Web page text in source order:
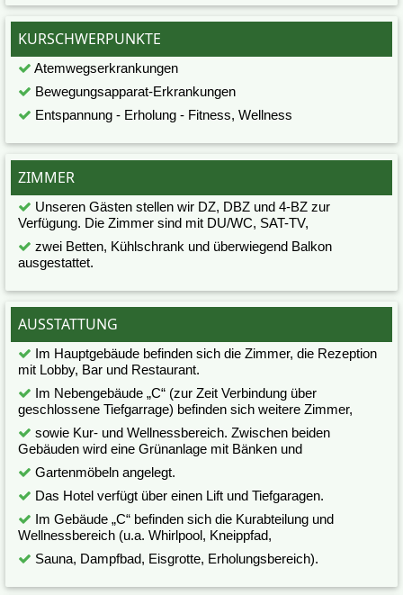
KURSCHWERPUNKTE
Atemwegserkrankungen
Bewegungsapparat-Erkrankungen
Entspannung - Erholung - Fitness, Wellness
ZIMMER
Unseren Gästen stellen wir DZ, DBZ und 4-BZ zur
Verfügung. Die Zimmer sind mit DU/WC, SAT-TV,
zwei Betten, Kühlschrank und überwiegend Balkon
ausgestattet.
AUSSTATTUNG
Im Hauptgebäude befinden sich die Zimmer, die Rezeption
mit Lobby, Bar und Restaurant.
Im Nebengebäude „C“ (zur Zeit Verbindung über
geschlossene Tiefgarrage) befinden sich weitere Zimmer,
sowie Kur- und Wellnessbereich. Zwischen beiden
Gebäuden wird eine Grünanlage mit Bänken und
Gartenmöbeln angelegt.
Das Hotel verfügt über einen Lift und Tiefgaragen.
Im Gebäude „C“ befinden sich die Kurabteilung und
Wellnessbereich (u.a. Whirlpool, Kneippfad,
Sauna, Dampfbad, Eisgrotte, Erholungsbereich).